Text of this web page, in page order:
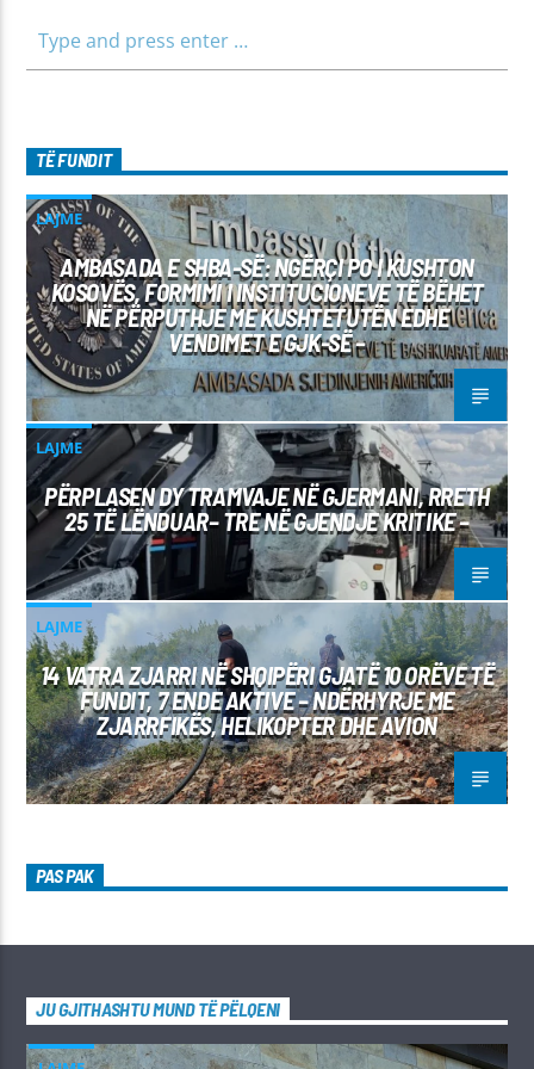
TË FUNDIT
LAJME
AMBASADA E SHBA-SË: NGËRÇI PO I KUSHTON
KOSOVËS, FORMIMI I INSTITUCIONEVE TË BËHET
NË PËRPUTHJE ME KUSHTETUTËN EDHE
VENDIMET E GJK-SË –
LAJME
PËRPLASEN DY TRAMVAJE NË GJERMANI, RRETH
25 TË LËNDUAR– TRE NË GJENDJE KRITIKE –
LAJME
14 VATRA ZJARRI NË SHQIPËRI GJATË 10 ORËVE TË
FUNDIT, 7 ENDE AKTIVE – NDËRHYRJE ME
ZJARRFIKËS, HELIKOPTER DHE AVION
PAS PAK
JU GJITHASHTU MUND TË PËLQENI